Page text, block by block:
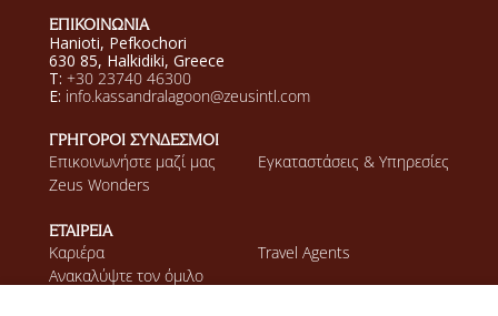
ΕΠΙΚΟΙΝΩΝΙΑ
Hanioti, Pefkochori
630 85, Halkidiki, Greece
T: +30 23740 46300
E: info.kassandralagoon@zeusintl.com
ΓΡΗΓΟΡΟΙ ΣΥΝΔΕΣΜΟΙ
Επικοινωνήστε μαζί μας
Εγκαταστάσεις & Υπηρεσίες
Zeus Wonders
ΕΤΑΙΡΕΙΑ
Καριέρα
Τravel Agents
Ανακαλύψτε τον όμιλο